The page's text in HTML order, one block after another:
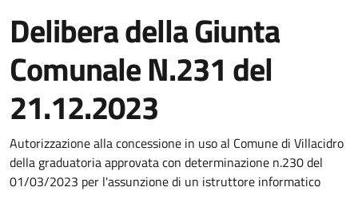
Delibera della Giunta
Comunale N.231 del
21.12.2023
Dettagli del documento
Autorizzazione alla concessione in uso al Comune di Villacidro
della graduatoria approvata con determinazione n.230 del
01/03/2023 per l'assunzione di un istruttore informatico